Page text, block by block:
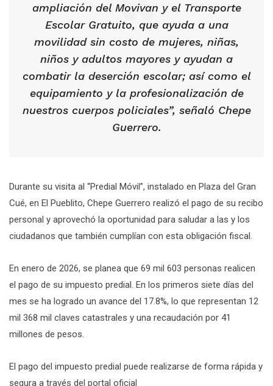
ampliación del Movivan y el Transporte
Escolar Gratuito, que ayuda a una
movilidad sin costo de mujeres, niñas,
niños y adultos mayores y ayudan a
combatir la deserción escolar; así como el
equipamiento y la profesionalización de
nuestros cuerpos policiales”, señaló Chepe
Guerrero.
Durante su visita al “Predial Móvil”, instalado en Plaza del Gran
Cué, en El Pueblito, Chepe Guerrero realizó el pago de su recibo
personal y aprovechó la oportunidad para saludar a las y los
ciudadanos que también cumplían con esta obligación fiscal.
En enero de 2026, se planea que 69 mil 603 personas realicen
el pago de su impuesto predial. En los primeros siete días del
mes se ha logrado un avance del 17.8%, lo que representan 12
mil 368 mil claves catastrales y una recaudación por 41
millones de pesos.
El pago del impuesto predial puede realizarse de forma rápida y
segura a través del portal oficial